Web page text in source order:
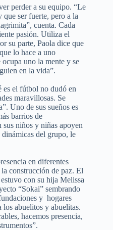
perder a su equipo. “Le
que ser fuerte, pero a la
cuenta. Cada
pasión. Utiliza el
su parte, Paola dice que
lo hace a uno
uno la mente y se
en la vida”.
es el fútbol no dudó en
maravillosas. Se
Uno de sus sueños es
barrios de
niños y niñas apoyen
del grupo, le
en diferentes
construcción de paz. El
con su hija Melissa
“Sokai” sembrando
y hogares
los abuelitos y abuelitas.
hacemos presencia,